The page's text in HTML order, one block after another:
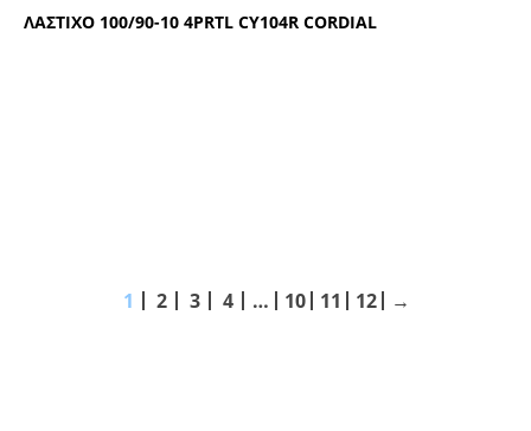
ΛΑΣΤΙΧΟ 100/90-10 4ΡRΤL CΥ104R CΟRDΙΑL
1 2 3 4 … 10 11 12 →